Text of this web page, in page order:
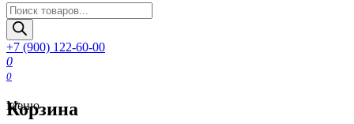
Поиск
товаров
+7 (900) 122-60-00
0
0
Корзина
Меню